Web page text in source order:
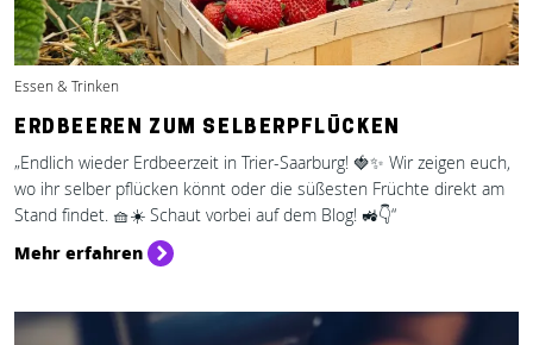
Essen & Trinken
ERDBEEREN ZUM SELBERPFLÜCKEN
„Endlich wieder Erdbeerzeit in Trier-Saarburg! 🍓✨ Wir zeigen euch,
wo ihr selber pflücken könnt oder die süßesten Früchte direkt am
Stand findet. 🧺☀️ Schaut vorbei auf dem Blog! 🚜👇“
Mehr erfahren